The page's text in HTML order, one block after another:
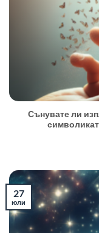
Сънувате ли
27
юли